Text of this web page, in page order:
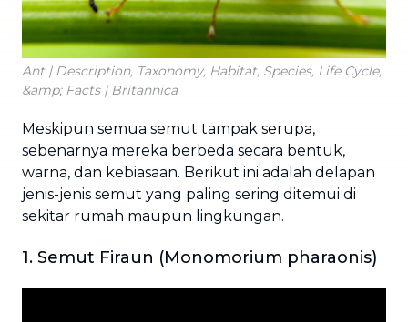
Ant | Description, Taxonomy, Habitat, Species, Life Cycle,
&amp; Facts | Britannica
Meskipun semua semut tampak serupa,
sebenarnya mereka berbeda secara bentuk,
warna, dan kebiasaan. Berikut ini adalah delapan
jenis-jenis semut yang paling sering ditemui di
sekitar rumah maupun lingkungan.
1. Semut Firaun (Monomorium pharaonis)